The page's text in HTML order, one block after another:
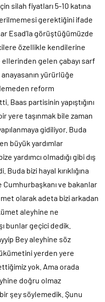
silah fiyatları 5-10 katına
gerektiğini ifade
Esad’la görüştüğümüzde
özellikle kendilerine
gelen çabayı sarf
yürürlüğe
reform
Baas partisinin yapıştığını
yere taşınmak bile zaman
gidiliyor. Buda
büyük yardımlar
yardımcı olmadığı gibi dış
bizi hayal kırıklığına
ve bakanlar
olarak adeta bizi arkadan
aleyhine ne
bunlar geçici dedik.
Bey aleyhine söz
yerden yere
yok. Ama orada
doğru olmaz
şey söylemedik. Şunu